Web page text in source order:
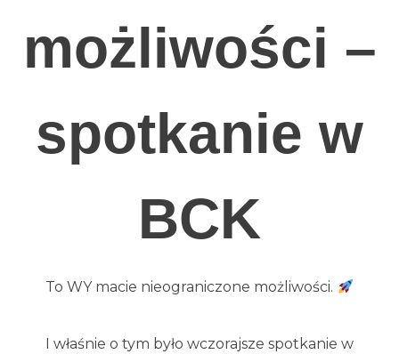
możliwości –
spotkanie w
BCK
To WY macie nieograniczone możliwości.
I właśnie o tym było wczorajsze spotkanie w